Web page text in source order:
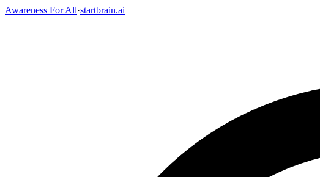
Awareness For All·startbrain.ai